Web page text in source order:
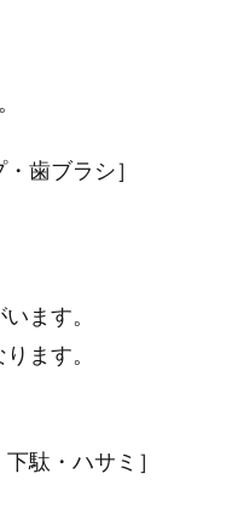
歯ブラシ］
ます。
ます。
駄・ハサミ］